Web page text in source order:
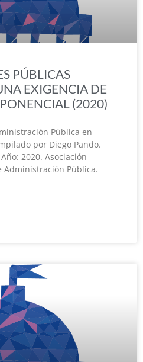
PÚBLICAS
EXIGENCIA DE
(2020)
Pública en
por Diego Pando.
2020. Asociación
Administración Pública.